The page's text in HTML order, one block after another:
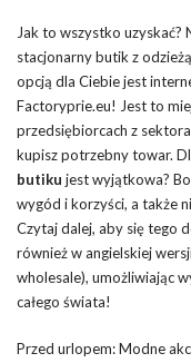
Jak to wszystko uzyskać?
stacjonarny butik z
opcją dla Ciebie jest
Factoryprie.eu! Jest to
przedsiębiorcach z
kupisz potrzebny towar.
butiku jest wyjątkowa?
wygód i korzyści, a także
Czytaj dalej, aby się tego
również w angielskiej
wholesale), umożliwiając
całego świata!
Przed urlopem: Modne